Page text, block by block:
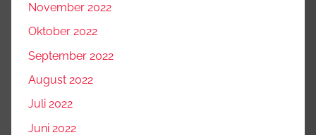
November 2022
Oktober 2022
September 2022
August 2022
Juli 2022
Juni 2022